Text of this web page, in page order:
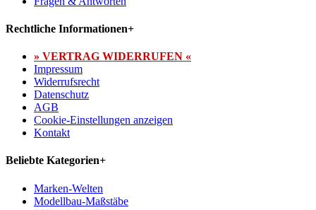
Rechtliche Informationen+
» VERTRAG WIDERRUFEN «
Impressum
Widerrufsrecht
Datenschutz
AGB
Cookie-Einstellungen anzeigen
Kontakt
Beliebte Kategorien+
Marken-Welten
Modellbau-Maßstäbe